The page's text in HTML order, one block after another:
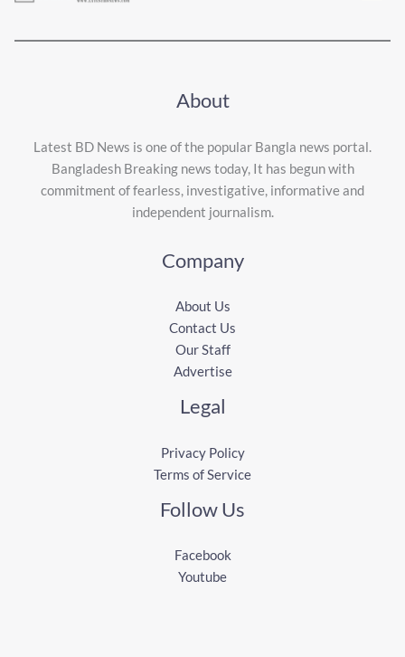
About
Latest BD News is one of the popular Bangla news portal.
Bangladesh Breaking news today, It has begun with
commitment of fearless, investigative, informative and
independent journalism.
Company
About Us
Contact Us
Our Staff
Advertise
Legal
Privacy Policy
Terms of Service
Follow Us
Facebook
Youtube